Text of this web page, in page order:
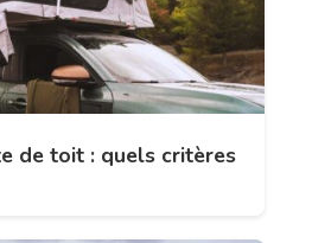
de toit : quels critères